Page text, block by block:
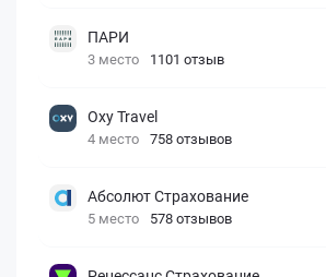
ПАРИ
3 место 1101 отзыв
Oxy Travel
4 место 758 отзывов
Абсолют Страхование
5 место 578 отзывов